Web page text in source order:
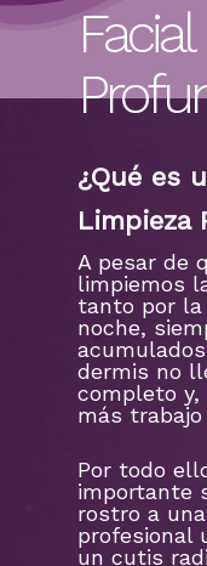
¿Qué es
Limpieza
A pesar de
limpiemos
tanto por la
noche,
dermis no
completo
más trabajo
Por todo
importante
rostro a
profesional
un cutis